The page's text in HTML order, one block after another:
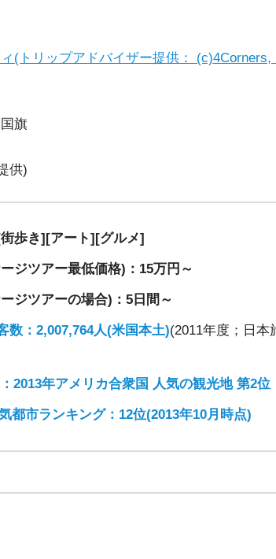
(トリップアドバイザー提供： (c)4Corners,
旗
供)
歩き][アート][グルメ]
ジツアー最低価格)：15万円～
ジツアーの場合)：5日間～
数：2,007,764人(米国本土)(2011年度；日本
2013年アメリカ合衆国 人気の観光地 第2位
都市ランキング：12位(2013年10月時点)